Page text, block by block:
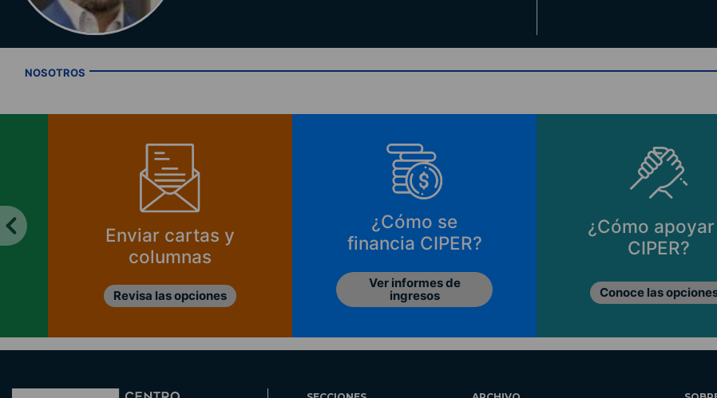
NOSOTROS
Enviar cartas y
columnas
Revisa las opciones
¿Cómo se
financia CIPER?
Ver informes de
ingresos
¿Cómo
CIPER?
Conoce las